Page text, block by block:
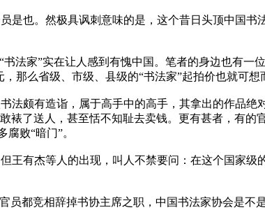
也。然极具讽刺意味的是，这个昔日头顶中国书
法家”实在让人感到有愧中国。笔者的身边也有一
那么省级、市级、县级的“书法家”起拍价也就可想
颇有造诣，属于高手中的高手，其拿出的作品绝
裱了送人，甚至恬不知耻去卖钱。更有甚者，有
败“暗门”。
有杰等人的出现，叫人不禁要问：在这个国家级
都竞相辞掉书协主席之职，中国书法家协会是不